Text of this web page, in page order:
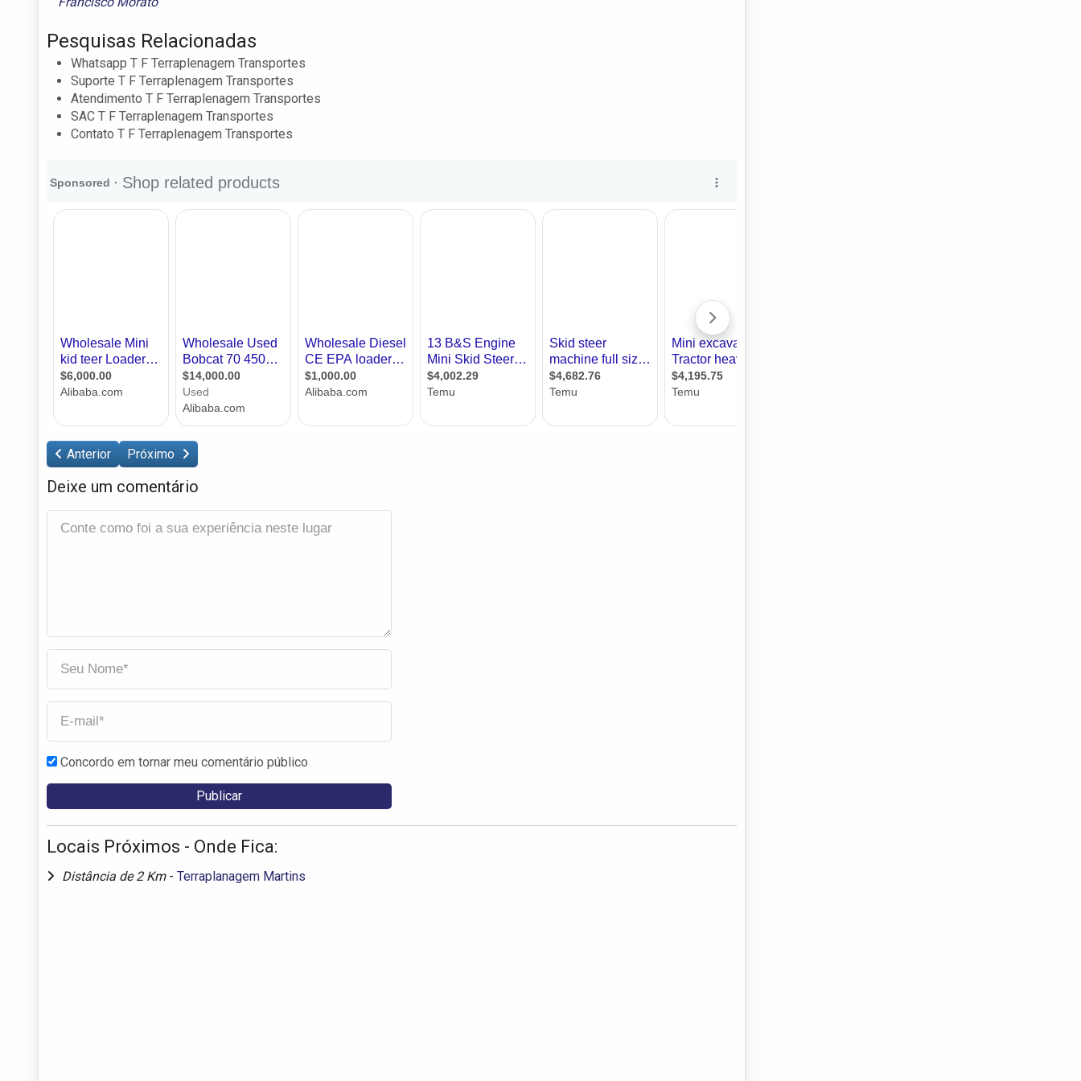
Pesquisas Relacionadas
Whatsapp T F Terraplenagem Transportes
Suporte T F Terraplenagem Transportes
Atendimento T F Terraplenagem Transportes
SAC T F Terraplenagem Transportes
Contato T F Terraplenagem Transportes
Anterior Próximo
Deixe um comentário
Concordo em tornar meu comentário público
Locais Próximos - Onde Fica:
Distância de 2 Km - Terraplanagem Martins